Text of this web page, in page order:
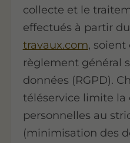
collecte et le
effectués à partir
travaux.com, soient
règlement général
données (RGPD).
téléservice limite la
personnelles au
(minimisation des